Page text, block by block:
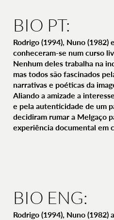
BIO PT:
Rodrigo (1994), Nuno (1982)
conheceram-se num curso
Nenhum deles trabalha na
mas todos são fascinados
narrativas e poéticas da
Aliando a amizade a
e pela autenticidade de um
decidiram rumar a Melgaço
experiência documental em
BIO ENG:
Rodrigo (1994), Nuno (1982)